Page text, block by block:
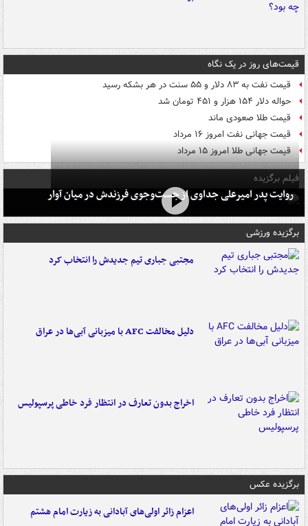
قیمت‌های روز در یک نگاه
قیمت نفت به ۸۳ دلار و ۵۵ سنت در هر بشکه رسید
حواله دلار ۱۵۴ هزار و ۴۵۱ تومان شد
قیمت طلا صعودی ماند
قیمت جهانی نفت امروز ۱۶ مرداد
قیمت جهانی طلا امروز ۱۵ مرداد
فیلم برگزیده
روایت پدر امیرعلی جداوی از جست‌وجوی فرزندش در میان آوار
برگزیده ورزشی
مجتبی جباری تیم جدیدش را انتخاب کرد
دلیل مخالفت AFC با میزبانی آبی‌ها در عراق
اخراج بدون تعارف در انتظار فرد خاطی پرسپولیس
برگزیده عکس
اعزام زائر اولی‌های آبادانی به زیارت امام هشتم